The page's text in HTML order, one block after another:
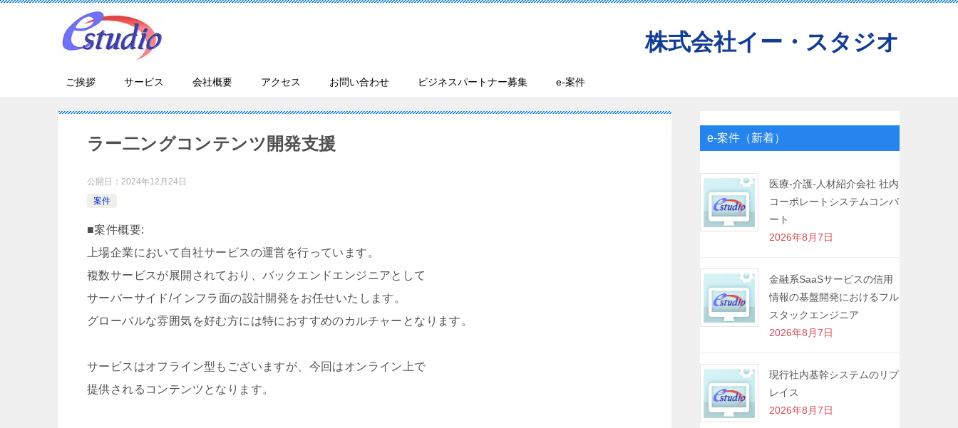
株式会社イー・スタジオ
ご挨拶 サービス 会社概要 アクセス お問い合わせ ビジネスパートナー募集 e-案件
ラー二ングコンテンツ開発支援
公開日： 2024年12月24日
案件
■案件概要:
上場企業において自社サービスの運営を行っています。
複数サービスが展開されており、バックエンドエンジニアとして
サーバーサイド/インフラ面の設計開発をお任せいたします。
グローバルな雰囲気を好む方には特におすすめのカルチャーとなります。
サービスはオフライン型もございますが、今回はオンライン上で
提供されるコンテンツとなります。
e-案件（新着）
医療-介護-人材紹介会社 社内
コーポレートシステムコンバ
ート
2026年8月7日
金融系SaaSサービスの信用
情報の基盤開発におけるフル
スタックエンジニア
2026年8月7日
現行社内基幹システムのリプ
レイス
2026年8月7日